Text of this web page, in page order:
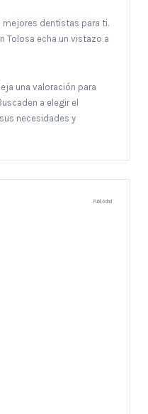
mejores dentistas para ti.
Tolosa echa un vistazo a
una valoración para
a elegir el
necesidades y
Publicidad